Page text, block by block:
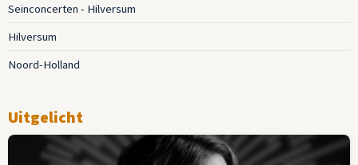
Seinconcerten - Hilversum
Hilversum
Noord-Holland
Uitgelicht